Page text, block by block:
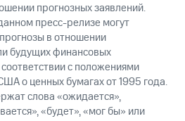
прогнозных заявлений.
пресс-релизе могут
в отношении
будущих финансовых
с положениями
о ценных бумагах от 1995 года.
слова «ожидается»,
«будет», «мог бы» или